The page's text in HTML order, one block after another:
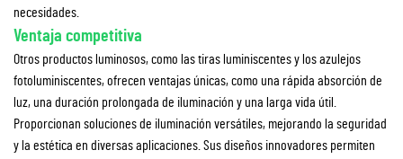
necesidades.
Ventaja competitiva
Otros productos luminosos, como las tiras luminiscentes y los azulejos
fotoluminiscentes, ofrecen ventajas únicas, como una rápida absorción de
luz, una duración prolongada de iluminación y una larga vida útil.
Proporcionan soluciones de iluminación versátiles, mejorando la seguridad
y la estética en diversas aplicaciones. Sus diseños innovadores permiten